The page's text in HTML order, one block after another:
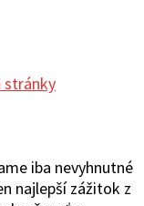
stránky
iba nevyhnutné
najlepší zážitok z